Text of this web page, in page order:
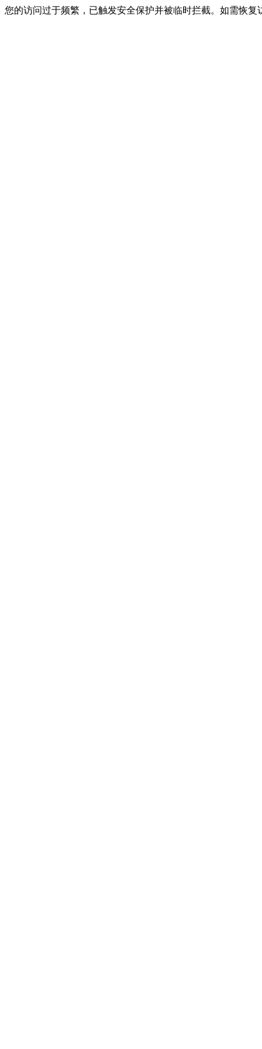
您的访问过于频繁，已触发安全保护并被临时拦截。如需恢复